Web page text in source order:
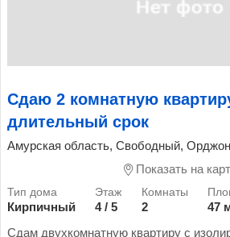
Сдаю 2 комнатную
длительный срок
Амурская область, Свободный,
Показать на
Кирпичный 4 / 5 2
47
Сдам двухкомнатную квартиру с